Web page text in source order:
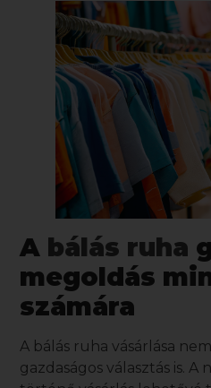
A bálás ruha
megoldás
számára
A bálás ruha vásárlása
gazdaságos választás is.